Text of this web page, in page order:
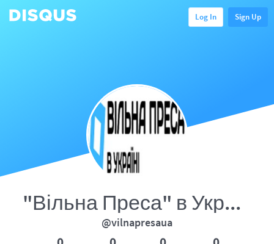
Log In Sign Up
"Вільна Преса" в Україні
@vilnapresaua